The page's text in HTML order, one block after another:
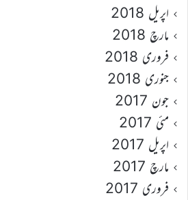
اپریل 2018
مارچ 2018
فروری 2018
جنوری 2018
جون 2017
مئی 2017
اپریل 2017
مارچ 2017
فروری 2017